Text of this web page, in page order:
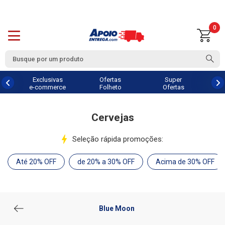
0
Exclusivas
e-commerce
Ofertas
Folheto
Super
Ofertas
Cervejas
Seleção rápida promoções:
Até 20% OFF de 20% a 30% OFF Acima de 30% OFF
Blue Moon